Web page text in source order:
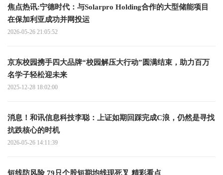
焦点热讯:宁德时代：与Solarpro Holding合作的大型储能项目
在保加利亚成功并网投运
2026-05-26 21:05:52
京东校园携手四大品牌“校园解压大行动”圆满结束，助力百万
名学子轻松迎未来
2025-12-28 18:02:00
消息！和讯信息科技李聪：上证如期回踩完成C浪，仍然是寻找
抗跌核心的时机
2026-05-26 14:11:39
短线防风险 79只个股短期均线现死叉 精彩看点